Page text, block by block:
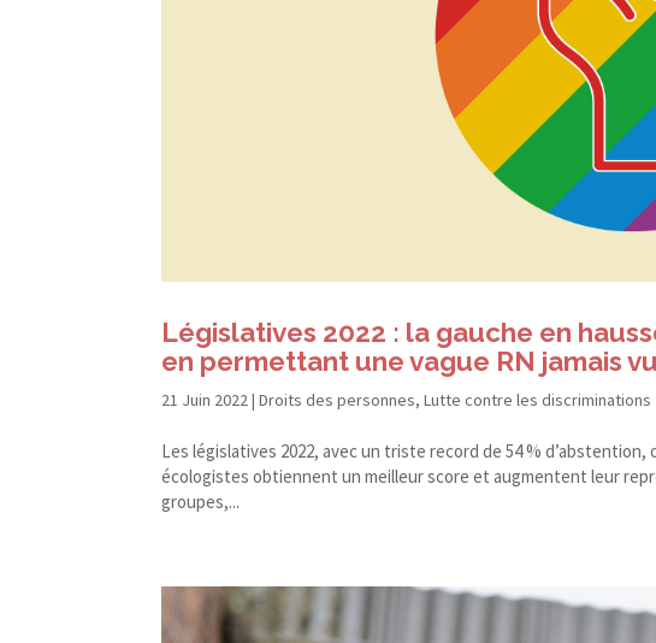
Législatives 2022 : la gauche en
en permettant une vague RN jamais
21 Juin 2022|Droits des personnes,Lutte contre les discriminations
Les législatives 2022, avec un triste record de 54 %
écologistes obtiennent un meilleur score et augmentent leur
groupes,...